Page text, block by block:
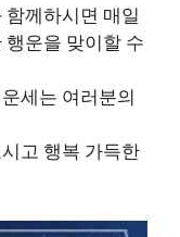
께하시면 매일
운을 맞이할 수
세는 여러분의
고 행복 가득한